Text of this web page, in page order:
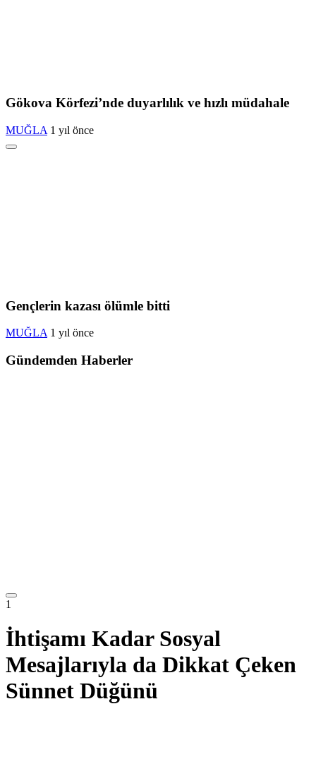
Gökova Körfezi’nde duyarlılık ve hızlı müdahale
MUĞLA 1 yıl önce
Gençlerin kazası ölümle bitti
MUĞLA 1 yıl önce
Gündemden Haberler
1
İhtişamı Kadar Sosyal
Mesajlarıyla da Dikkat Çeken
Sünnet Düğünü